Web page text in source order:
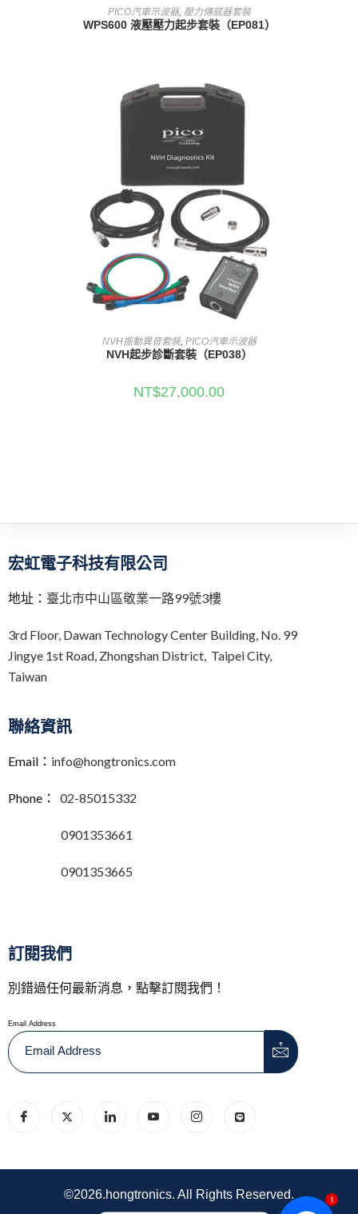
查看內容
PICO汽車示波器, 壓力傳感器套裝
WPS600 液壓壓力起步套裝（EP081）
加入購物車
NVH振動異音套裝, PICO汽車示波器
NVH起步診斷套裝（EP038）
NT$27,000.00
宏虹電子科技有限公司
地址： 臺北市中山區敬業一路99號3樓
3rd Floor, Dawan Technology Center Building, No. 99
Jingye 1st Road, Zhongshan District, Taipei City,
Taiwan
聯絡資訊
Email： info@hongtronics.com
Phone： 02-85015332
0901353661
0901353665
訂閱我們
別錯過任何最新消息，點擊訂閱我們！
Email Address
©2026.hongtronics. All Rights Reserved. 1